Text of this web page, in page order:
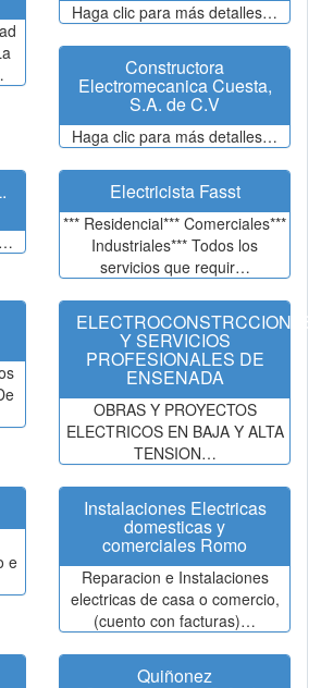
Haga clic para más detalles…
Constructora
Electromecanica Cuesta,
S.A. de C.V
Haga clic para más detalles…
Electricista Fasst
*** Residencial*** Comerciales***
Industriales*** Todos los
servicios que requir…
ELECTROCONSTRCCIONES
Y SERVICIOS
PROFESIONALES DE
ENSENADA
OBRAS Y PROYECTOS
ELECTRICOS EN BAJA Y ALTA
TENSION…
e
Instalaciones Electricas
domesticas y
comerciales Romo
Reparacion e Instalaciones
electricas de casa o comercio,
(cuento con facturas)…
Quiñonez